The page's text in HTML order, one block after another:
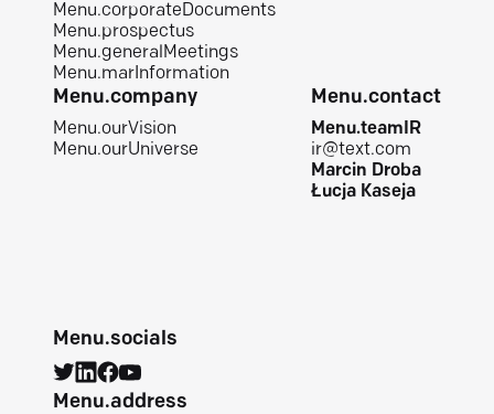
Menu.corporateDocuments
Menu.prospectus
Menu.generalMeetings
Menu.marInformation
Menu.company
Menu.ourVision
Menu.ourUniverse
Menu.contact
Menu.teamIR
ir@text.com
Marcin Droba
Łucja Kaseja
Menu.socials
Menu.address